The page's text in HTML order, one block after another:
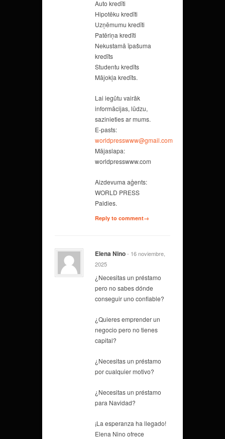
Auto kredīti
Hipotēku kredīti
Uzņēmumu kredīti
Patēriņa kredīti
Nekustamā īpašuma
kredīts
Studentu kredīts
Mājokļa kredīts.
Lai iegūtu vairāk
informācijas, lūdzu,
sazinieties ar mums.
E-pasts:
worldpresswww@gmail.com
Mājaslapa:
worldpresswww.com
Aizdevuma aģents:
WORLD PRESS
Paldies.
Reply to comment→
Elena Nino- 16 noviembre,
2025
¿Necesitas un préstamo
pero no sabes dónde
conseguir uno confiable?
¿Quieres emprender un
negocio pero no tienes
capital?
¿Necesitas un préstamo
por cualquier motivo?
¿Necesitas un préstamo
para Navidad?
¡La esperanza ha llegado!
Elena Nino ofrece